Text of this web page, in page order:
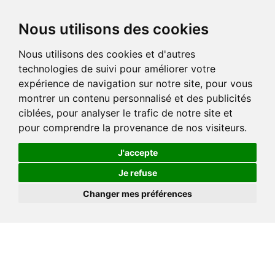
Nous utilisons des cookies
Nous utilisons des cookies et d'autres
technologies de suivi pour améliorer votre
expérience de navigation sur notre site, pour vous
montrer un contenu personnalisé et des publicités
ciblées, pour analyser le trafic de notre site et
pour comprendre la provenance de nos visiteurs.
J'accepte
Je refuse
Changer mes préférences